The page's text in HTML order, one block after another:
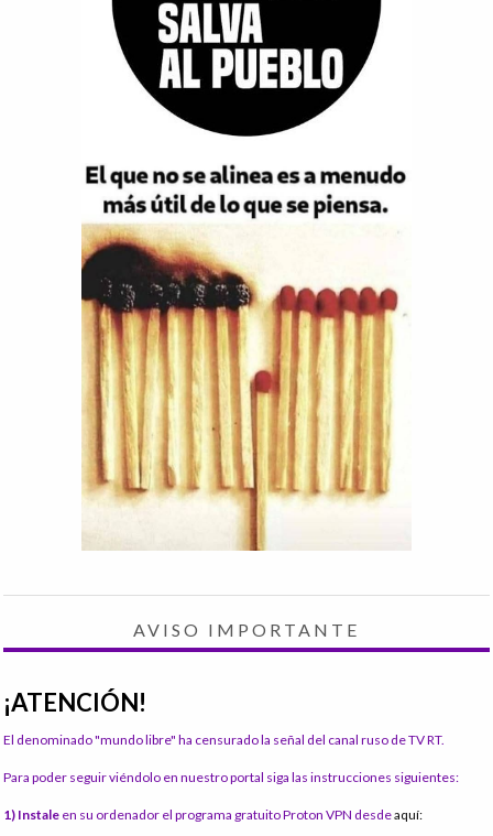
AVISO IMPORTANTE
¡ATENCIÓN!
El denominado "mundo libre" ha censurado la señal del canal ruso de TV RT.
Para poder seguir viéndolo en nuestro portal siga las instrucciones siguientes:
1) Instale en su ordenador el programa gratuito Proton VPN desdeaquí: